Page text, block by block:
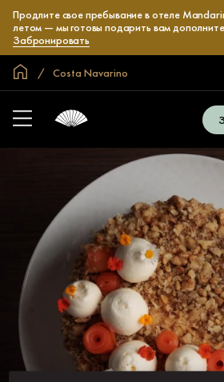
Продлите свое пребывание в отеле
летом — мы готовы подарить вам
Забронировать
ГлавнаяCosta Navarino